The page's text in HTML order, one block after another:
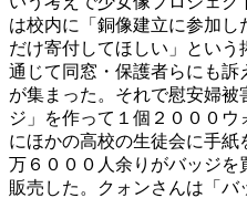
は校内に「銅像建立に参加
だけ寄付してほしい」とい
通じて同窓・保護者らにも訴
が集まった。それで慰安婦
ジ」を作って１個２０００
にほかの高校の生徒会に手紙
万６０００人余りがバッジを
販売した。クォンさんは「